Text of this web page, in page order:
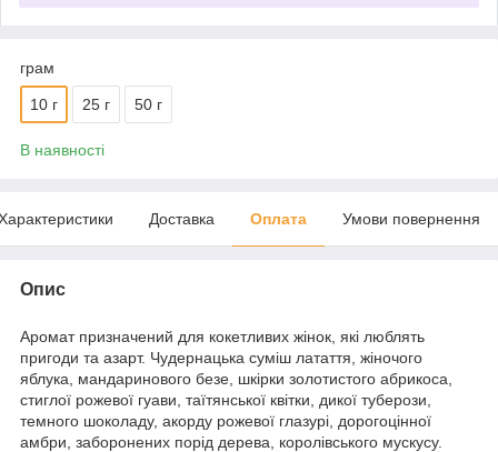
грам
10 г 25 г 50 г
В наявності
Доставка Оплата Умови повернення
Опис
Аромат призначений для кокетливих жінок, які люблять
пригоди та азарт. Чудернацька суміш латаття, жіночого
яблука, мандаринового безе, шкірки золотистого абрикоса,
стиглої рожевої гуави, таїтянської квітки, дикої туберози,
темного шоколаду, акорду рожевої глазурі, дорогоцінної
амбри, заборонених порід дерева, королівського мускусу.